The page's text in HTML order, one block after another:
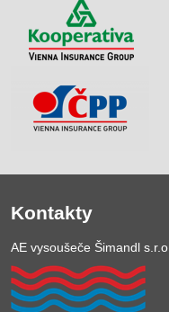
Kontakty
AE vysoušeče Šimandl s.r.o